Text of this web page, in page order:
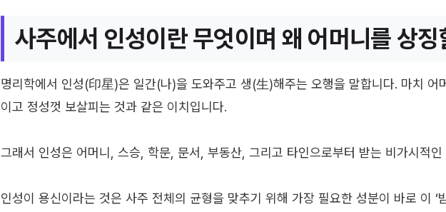
사주에서 인성이란 무엇이며 왜 어머니를 상
명리학에서 인성(印星)은 일간(나)을 도와주고 생(生)해주는 오행을 말합니다. 마치 어
이고 정성껏 보살피는 것과 같은 이치입니다.
그래서 인성은 어머니, 스승, 학문, 문서, 부동산, 그리고 타인으로부터 받는 비가시적
인성이 용신이라는 것은 사주 전체의 균형을 맞추기 위해 가장 필요한 성분이 바로 이 ‘